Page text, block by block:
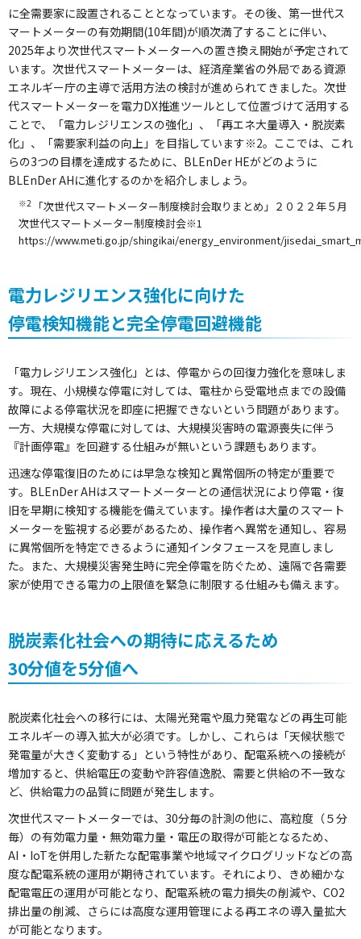
に全需要家に設置されることとなっています。その後、第一世代ス
マートメーターの有効期間(10年間)が順次満了することに伴い、
2025年より次世代スマートメーターへの置き換え開始が予定されて
います。次世代スマートメーターは、経済産業省の外局である資源
エネルギー庁の主導で活用方法の検討が進められてきました。次世
代スマートメーターを電力DX推進ツールとして位置づけて活用する
ことで、「電力レジリエンスの強化」、「再エネ大量導入・脱炭素
化」、「需要家利益の向上」を目指しています※2。ここでは、これ
らの3つの目標を達成するために、BLEnDer HEがどのように
BLEnDer AHに進化するのかを紹介しましょう。
※2「次世代スマートメーター制度検討会取りまとめ」２０２２年５月
次世代スマートメーター制度検討会※1
https://www.meti.go.jp/shingikai/energy_environment/
電力レジリエンス強化に向けた
停電検知機能と完全停電回避機能
「電力レジリエンス強化」とは、停電からの回復力強化を意味しま
す。現在、小規模な停電に対しては、電柱から受電地点までの設備
故障による停電状況を即座に把握できないという問題があります。
一方、大規模な停電に対しては、大規模災害時の電源喪失に伴う
『計画停電』を回避する仕組みが無いという課題もあります。
迅速な停電復旧のためには早急な検知と異常個所の特定が重要で
す。BLEnDer AHはスマートメーターとの通信状況により停電・復
旧を早期に検知する機能を備えています。操作者は大量のスマート
メーターを監視する必要があるため、操作者へ異常を通知し、容易
に異常個所を特定できるように通知インタフェースを見直しまし
た。また、大規模災害発生時に完全停電を防ぐため、遠隔で各需要
家が使用できる電力の上限値を緊急に制限する仕組みも備えます。
脱炭素化社会への期待に応えるため
30分値を5分値へ
脱炭素化社会への移行には、太陽光発電や風力発電などの再生可能
エネルギーの導入拡大が必須です。しかし、これらは「天候状態で
発電量が大きく変動する」という特性があり、配電系統への接続が
増加すると、供給電圧の変動や許容値逸脱、需要と供給の不一致な
ど、供給電力の品質に問題が発生します。
次世代スマートメーターでは、30分毎の計測の他に、高粒度（５分
毎）の有効電力量・無効電力量・電圧の取得が可能となるため、
AI・IoTを併用した新たな配電事業や地域マイクログリッドなどの高
度な配電系統の運用が期待されています。それにより、きめ細かな
配電電圧の運用が可能となり、配電系統の電力損失の削減や、CO2
排出量の削減、さらには高度な運用管理による再エネの導入量拡大
が可能となります。